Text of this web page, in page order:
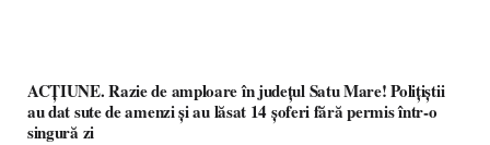
ACȚIUNE. Razie de amploare în județul Satu Mare! Polițiștii
au dat sute de amenzi și au lăsat 14 șoferi fără permis într-o
singură zi